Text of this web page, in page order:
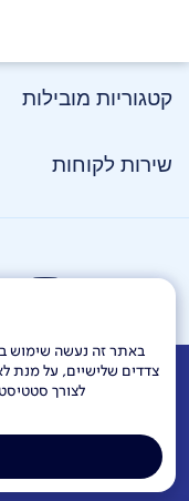
צדדים שלישיים, על מנת
לצורך
קטגוריות מובילות
שירות לקוחות
אודות דרושים צור
מוקדי שירות ופניות